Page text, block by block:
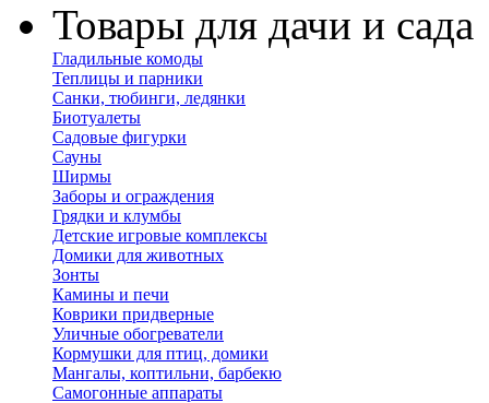
Товары для дачи и сада
Гладильные комоды
Теплицы и парники
Санки, тюбинги, ледянки
Биотуалеты
Садовые фигурки
Сауны
Ширмы
Заборы и ограждения
Грядки и клумбы
Детские игровые комплексы
Домики для животных
Зонты
Камины и печи
Коврики придверные
Уличные обогреватели
Кормушки для птиц, домики
Мангалы, коптильни, барбекю
Самогонные аппараты